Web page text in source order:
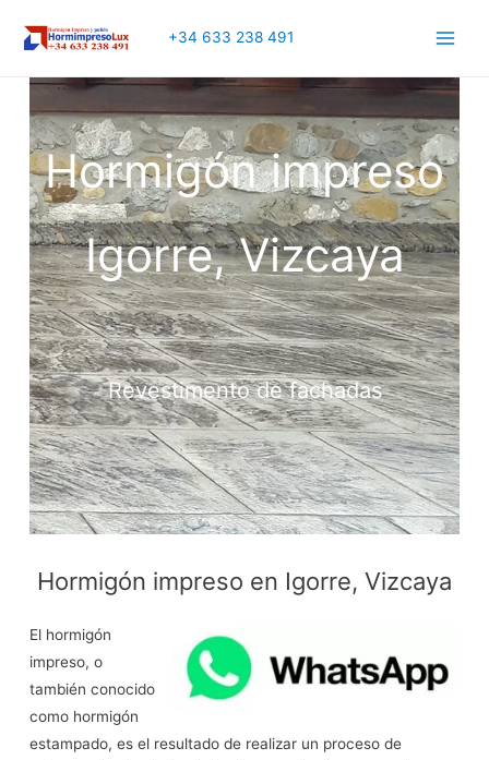
+34 633 238 491
Hormigón impreso
Igorre, Vizcaya
Revestimento de fachadas
Hormigón impreso en Igorre, Vizcaya
El hormigón
impreso, o
también conocido
como hormigón
estampado, es el resultado de realizar un proceso de